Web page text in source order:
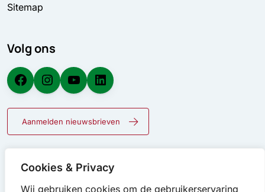
Cookies & Privacy
Wij gebruiken cookies om de gebruikerservaring
Sitemap
Volg ons
Facebook Instagram YouTube LinkedIn
Aanmelden nieuwsbrieven